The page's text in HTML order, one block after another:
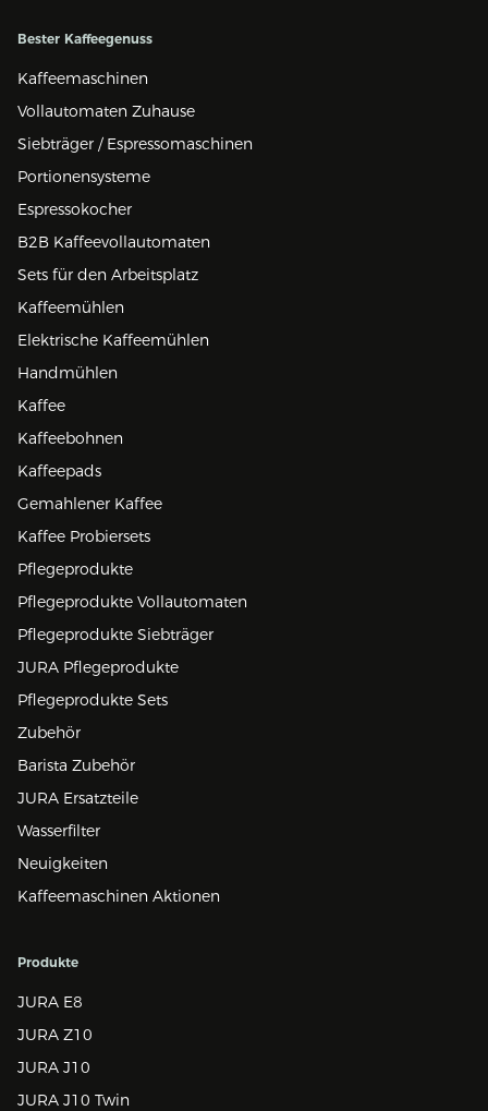
Bester Kaffeegenuss
Kaffeemaschinen
Vollautomaten Zuhause
Siebträger / Espressomaschinen
Portionensysteme
Espressokocher
B2B Kaffeevollautomaten
Sets für den Arbeitsplatz
Kaffeemühlen
Elektrische Kaffeemühlen
Handmühlen
Kaffee
Kaffeebohnen
Kaffeepads
Gemahlener Kaffee
Kaffee Probiersets
Pflegeprodukte
Pflegeprodukte Vollautomaten
Pflegeprodukte Siebträger
JURA Pflegeprodukte
Pflegeprodukte Sets
Zubehör
Barista Zubehör
JURA Ersatzteile
Wasserfilter
Neuigkeiten
Kaffeemaschinen Aktionen
Produkte
JURA E8
JURA Z10
JURA J10
JURA J10 Twin